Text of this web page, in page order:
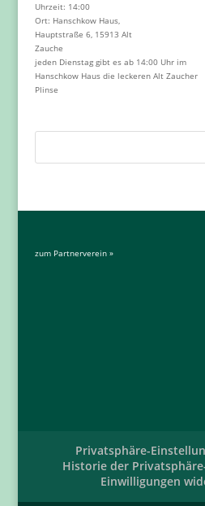
Uhrzeit: 14:00
Ort: Hanschkow Haus,
Hauptstraße 6, 15913 Alt
Zauche
jeden Dienstag gibt es ab 14:00 Uhr im
Hanschkow Haus die leckeren Alt Zaucher
Plinse
zum Partnerverein »
Privatsphäre-
Historie der
Einwilligungen